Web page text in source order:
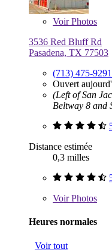
VoirPhotos
3536 Red Bluff Rd
Pasadena, TX 77503
(713) 475-9291
Ouvert
(Left of San
Beltway 8 and
Distance estimée
0,3 milles
VoirPhotos
Heures normales
Voir tout